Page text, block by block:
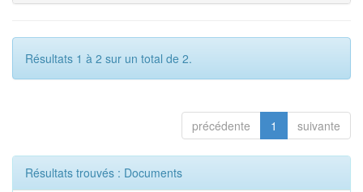
Résultats 1 à 2 sur un total de 2.
précédente 1 suivante
Résultats trouvés : Documents